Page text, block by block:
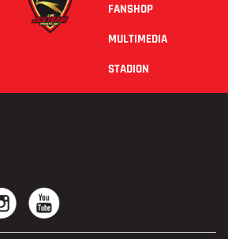
FANSHOP
MULTIMEDIA
STADION